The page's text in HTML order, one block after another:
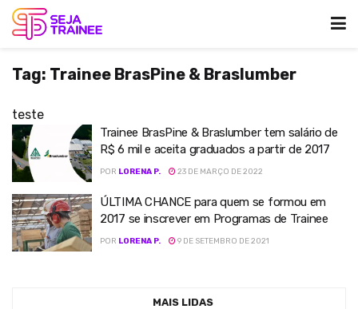
Tag: Trainee BrasPine & Braslumber
teste
Trainee BrasPine & Braslumber tem salário de
R$ 6 mil e aceita graduados a partir de 2017
POR LORENA P. 23 DE MARÇO DE 2022
ÚLTIMA CHANCE para quem se formou em
2017 se inscrever em Programas de Trainee
POR LORENA P. 9 DE SETEMBRO DE 2021
MAIS LIDAS